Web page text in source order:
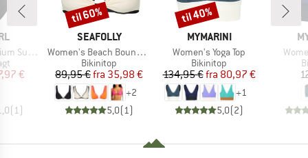
Piece
pris
€
(1)
MÆRKE
SEAFOLLY
Artikel
Women's Beach Bound Ring Front Tank
Produktgruppe
Bikinitop
Pris
89,95 € Nedsat pris
fra 35,98 €
+2
5,0(1)
Rabat
til 60%
MÆRKE
MYMARINI
Artikel
Women's Yoga Top
Produktgruppe
Bikinitop
Pris
134,95 € Nedsat pris
fra 80,97 €
+1
5,0(2)
Rabat
til 40%
Artikel